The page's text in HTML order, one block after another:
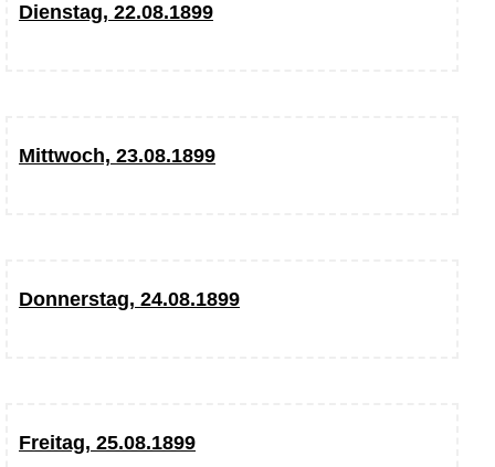
Dienstag, 22.08.1899
Mittwoch, 23.08.1899
Donnerstag, 24.08.1899
Freitag, 25.08.1899